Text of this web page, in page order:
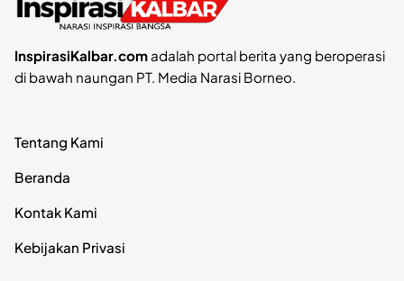
InspirasiKalbar.comadalah portal berita yang beroperasi
di bawah naungan PT. Media Narasi Borneo.
Tentang Kami
Beranda
Kontak Kami
Kebijakan Privasi